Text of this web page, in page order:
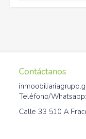
Contáctanos
Teléfono/
Calle 33 510 A